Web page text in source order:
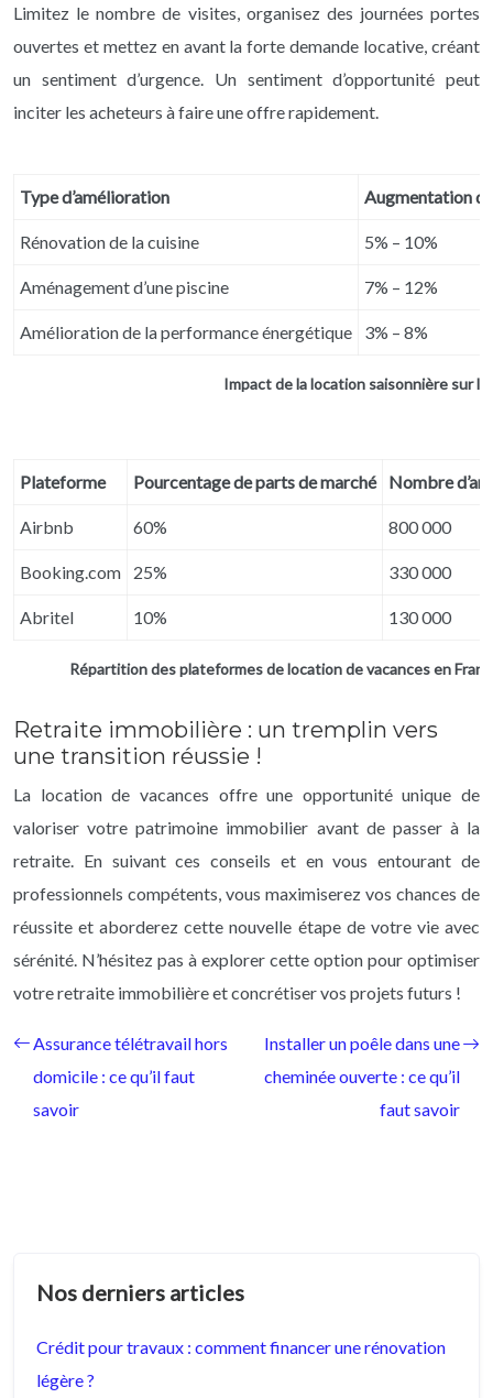
Limitez le nombre de visites, organisez des journées portes
ouvertes et mettez en avant la forte demande locative, créant
un sentiment d’urgence. Un sentiment d’opportunité peut
inciter les acheteurs à faire une offre rapidement.
Impact de la location saisonnière sur la
Type d’amélioration Augmentation
Rénovation de la cuisine 5% – 10%
Aménagement d’une piscine 7% – 12%
Amélioration de la performance énergétique 3% – 8%
Répartition des plateformes de location de vacances en
Plateforme Pourcentage de parts de marché Nombre
Airbnb 60% 800 000
Booking.com 25% 330 000
Abritel 10% 130 000
Retraite immobilière : un tremplin vers
une transition réussie !
La location de vacances offre une opportunité unique de
valoriser votre patrimoine immobilier avant de passer à la
retraite. En suivant ces conseils et en vous entourant de
professionnels compétents, vous maximiserez vos chances de
réussite et aborderez cette nouvelle étape de votre vie avec
sérénité. N’hésitez pas à explorer cette option pour optimiser
votre retraite immobilière et concrétiser vos projets futurs !
Assurance télétravail hors
domicile : ce qu’il faut
savoir
Installer un poêle dans une
cheminée ouverte : ce qu’il
faut savoir
Nos derniers articles
Crédit pour travaux : comment financer une rénovation
légère ?